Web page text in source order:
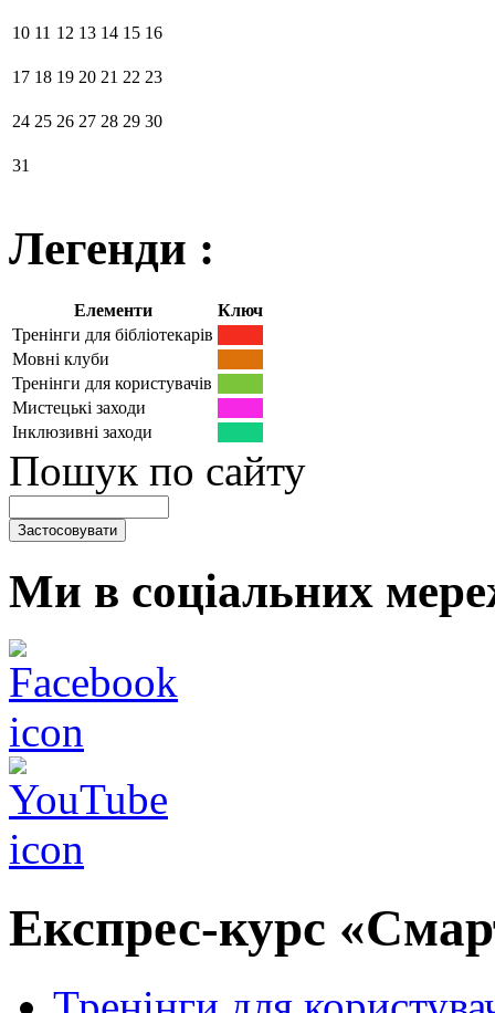
10 11 12 13 14 15 16
17 18 19 20 21 22 23
24 25 26 27 28 29 30
31
Легенди :
Елементи
Ключ
Тренінги для бібліотекарів
Мовні клуби
Тренінги для користувачів
Мистецькі заходи
Інклюзивні заходи
Пошук по сайту
Ми в соціальних
Експрес-курс